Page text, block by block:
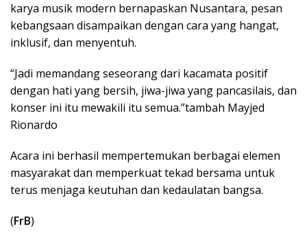
karya musik modern bernapaskan Nusantara, pesan
kebangsaan disampaikan dengan cara yang hangat,
inklusif, dan menyentuh.
“Jadi memandang seseorang dari kacamata positif
dengan hati yang bersih, jiwa-jiwa yang pancasilais, dan
konser ini itu mewakili itu semua.”tambah Mayjed
Rionardo
Acara ini berhasil mempertemukan berbagai elemen
masyarakat dan memperkuat tekad bersama untuk
terus menjaga keutuhan dan kedaulatan bangsa.
(FrB)